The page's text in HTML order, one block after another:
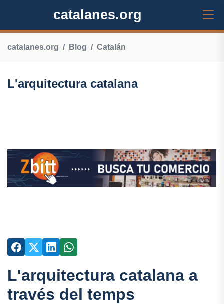
catalanes.org
catalanes.org Blog Catalán
L'arquitectura catalana
L'arquitectura catalana a
través del temps